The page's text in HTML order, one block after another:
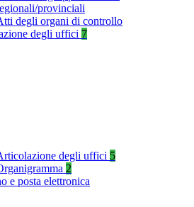
provinciali
degli organi di controllo
degli uffici 7
degli uffici 5
2
e posta elettronica